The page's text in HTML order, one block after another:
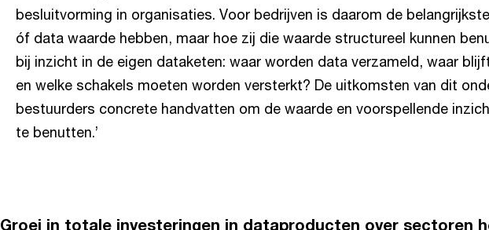
besluitvorming in organisaties. Voor bedrijven is daarom de
óf data waarde hebben, maar hoe zij die waarde structureel kunnen
bij inzicht in de eigen dataketen: waar worden data verzameld, waar
en welke schakels moeten worden versterkt? De uitkomsten van dit
bestuurders concrete handvatten om de waarde en voorspellende
te benutten.’
Groei in totale investeringen in dataproducten over sectoren